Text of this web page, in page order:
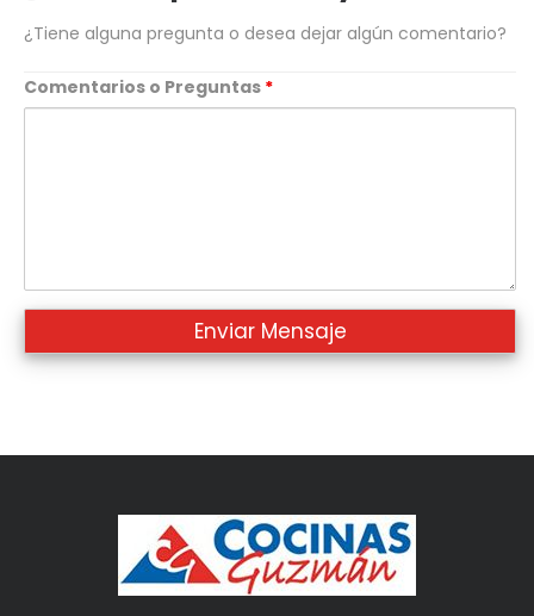
¿Tiene alguna pregunta o desea dejar algún comentario?
Comentarios o Preguntas *